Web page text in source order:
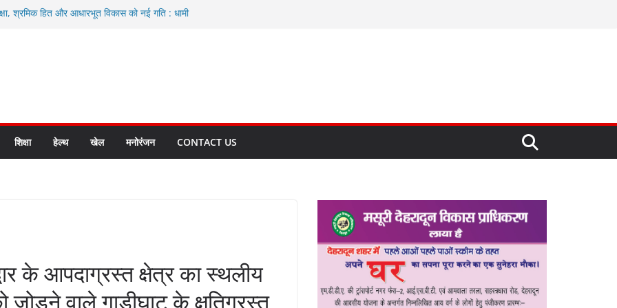
श्रमिक हित और आधारभूत विकास को नई गति : धामी
करते रहें अधिकारी: सीईओ
योजनाओं के लिए 80 करोड़ रुपए
भारी वर्षा की संभावना, अलर्ट!
शिक्षा हेल्थ खेल मनोरंजन CONTACT US
के आपदाग्रस्त क्षेत्र का स्थलीय
जोड़ने वाले गाड़ीघाट के क्षतिग्रस्त